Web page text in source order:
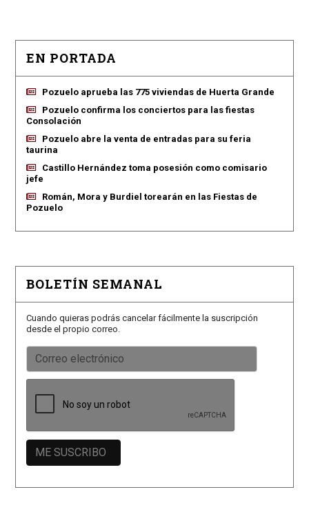
EN PORTADA
Pozuelo aprueba las 775 viviendas de Huerta Grande
Pozuelo confirma los conciertos para las fiestas
Consolación
Pozuelo abre la venta de entradas para su feria
taurina
Castillo Hernández toma posesión como comisario
jefe
Román, Mora y Burdiel torearán en las Fiestas de
Pozuelo
BOLETÍN SEMANAL
Cuando quieras podrás cancelar fácilmente la suscripción
desde el propio correo.